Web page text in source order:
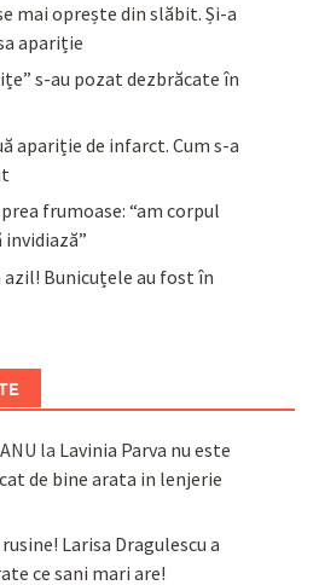
mai oprește din slăbit. Și-a
apariție
s-au pozat dezbrăcate în
apariție de infarct. Cum s-a
frumoase: “am corpul
Bunicuțele au fost în
la Lavinia Parva nu este
de bine arata in lenjerie
Larisa Dragulescu a
ce sani mari are!